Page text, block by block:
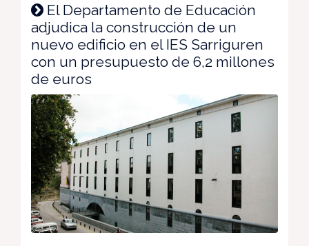
El Departamento de Educación
adjudica la construcción de un
nuevo edificio en el IES Sarriguren
con un presupuesto de 6,2 millones
de euros